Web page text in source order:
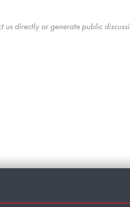
us directlyor generate public